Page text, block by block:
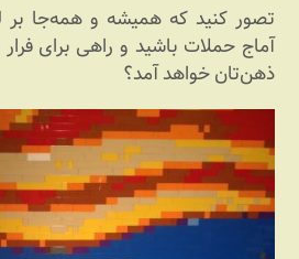
تصور کنید که همیشه و همه‌جا بر
آماج حملات باشید و راهی برای
ذهن‌تان خواهد آمد؟